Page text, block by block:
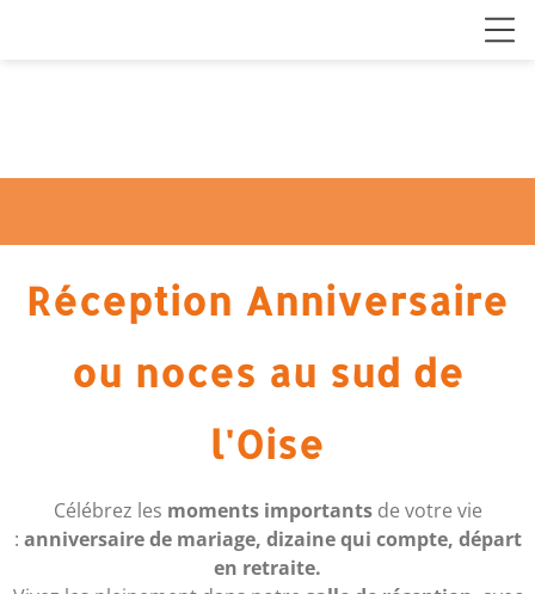
Réception Anniversaire
ou noces au sud de
l'Oise
Célébrez les moments importants de votre vie
: anniversaire de mariage, dizaine qui compte, départ
en retraite.